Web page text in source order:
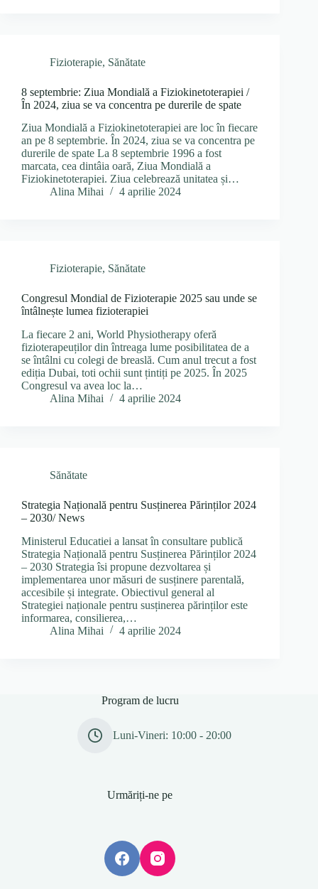
Fizioterapie, Sănătate
8 septembrie: Ziua Mondială a Fiziokinetoterapiei /
În 2024, ziua se va concentra pe durerile de spate
Ziua Mondială a Fiziokinetoterapiei are loc în fiecare
an pe 8 septembrie. În 2024, ziua se va concentra pe
durerile de spate La 8 septembrie 1996 a fost
marcata, cea dintâia oară, Ziua Mondială a
Fiziokinetoterapiei. Ziua celebrează unitatea și…
Alina Mihai
4 aprilie 2024
Fizioterapie, Sănătate
Congresul Mondial de Fizioterapie 2025 sau unde se
întâlnește lumea fizioterapiei
La fiecare 2 ani, World Physiotherapy oferă
fizioterapeuților din întreaga lume posibilitatea de a
se întâlni cu colegi de breaslă. Cum anul trecut a fost
ediția Dubai, toti ochii sunt țintiți pe 2025. În 2025
Congresul va avea loc la…
Alina Mihai
4 aprilie 2024
Sănătate
Strategia Națională pentru Susținerea Părinților 2024
– 2030/ News
Ministerul Educatiei a lansat în consultare publică
Strategia Națională pentru Susținerea Părinților 2024
– 2030 Strategia îsi propune dezvoltarea și
implementarea unor măsuri de susținere parentală,
accesibile și integrate. Obiectivul general al
Strategiei naționale pentru susținerea părinților este
informarea, consilierea,…
Alina Mihai
4 aprilie 2024
Program de lucru
Luni-Vineri: 10:00 - 20:00
Urmăriți-ne pe